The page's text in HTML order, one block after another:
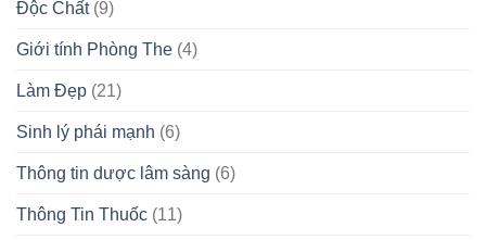
Độc Chất(9)
Giới tính Phòng The (4)
Làm Đẹp (21)
Sinh lý phái mạnh (6)
Thông tin dược lâm sàng (6)
Thông Tin Thuốc (11)